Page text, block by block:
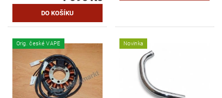
Orig. české VAPE Novinka